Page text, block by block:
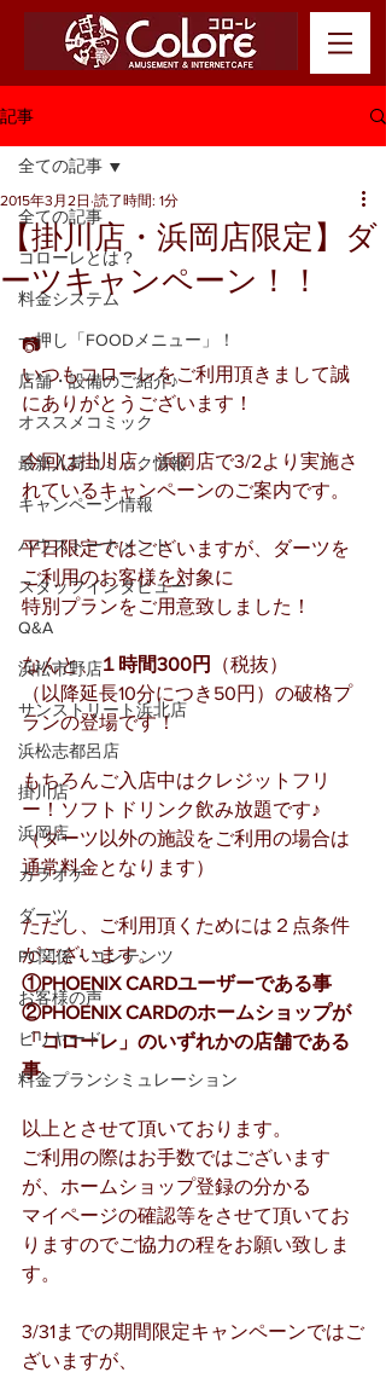
記事
全ての記事
コローレとは？
料金システム
一押し「FOODメニュー」！
店舗・設備のご紹介♪
オススメコミック
最新入荷コミック情報
キャンペーン情報
ハウストーナメント
スタッフインタビュー
Q&A
浜松市野店
サンストリート浜北店
浜松志都呂店
掛川店
浜岡店
カラオケ
ダーツ
PC関係・コンテンツ
お客様の声
ビリヤード
料金プランシミュレーション
全ての記事
【掛川店・浜岡店限定】ダ
ーツキャンペーン！！
2015年3月2日 読了時間: 1分
📷
いつもコローレをご利用頂きまして誠
にありがとうございます！
今回は掛川店、浜岡店で3/2より実施さ
れているキャンペーンのご案内です。
平日限定ではございますが、ダーツを
ご利用のお客様を対象に
特別プランをご用意致しました！
なんと、１時間300円
（税抜）
（以降延長10分につき50円）の破格プ
ランの登場です！
もちろんご入店中はクレジットフリ
ー！ソフトドリンク飲み放題です♪
（ダーツ以外の施設をご利用の場合は
通常料金となります）
ただし、ご利用頂くためには２点条件
がございます。
①PHOENIX CARDユーザーである事
②PHOENIX CARDのホームショップが
「コローレ」のいずれかの店舗である
事
以上とさせて頂いております。
ご利用の際はお手数ではございます
が、ホームショップ登録の分かる
マイページの確認等をさせて頂いてお
りますのでご協力の程をお願い致しま
す。
3/31までの期間限定キャンペーンではご
ざいますが、